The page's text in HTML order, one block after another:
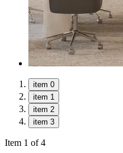
item 0
item 1
item 2
item 3
Item 1 of 4